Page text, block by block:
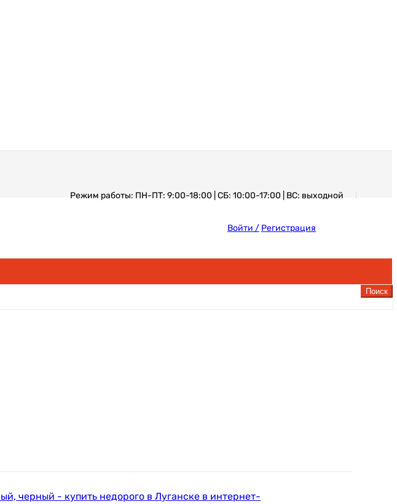
Режим работы: ПН-ПТ: 9:00-18:00 | СБ: 10:00-17:00 | ВС: выходной
Войти / Регистрация
Поиск